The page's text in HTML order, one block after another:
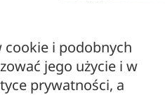
i podobnych
jego użycie i w
prywatności, a